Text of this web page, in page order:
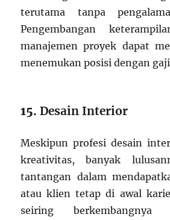
terutama tanpa
Pengembangan
manajemen proyek dapat
menemukan posisi dengan
15.Desain Interior
Meskipun profesi desain
kreativitas, banyak
tantangan dalam
atau klien tetap di awal
seiring